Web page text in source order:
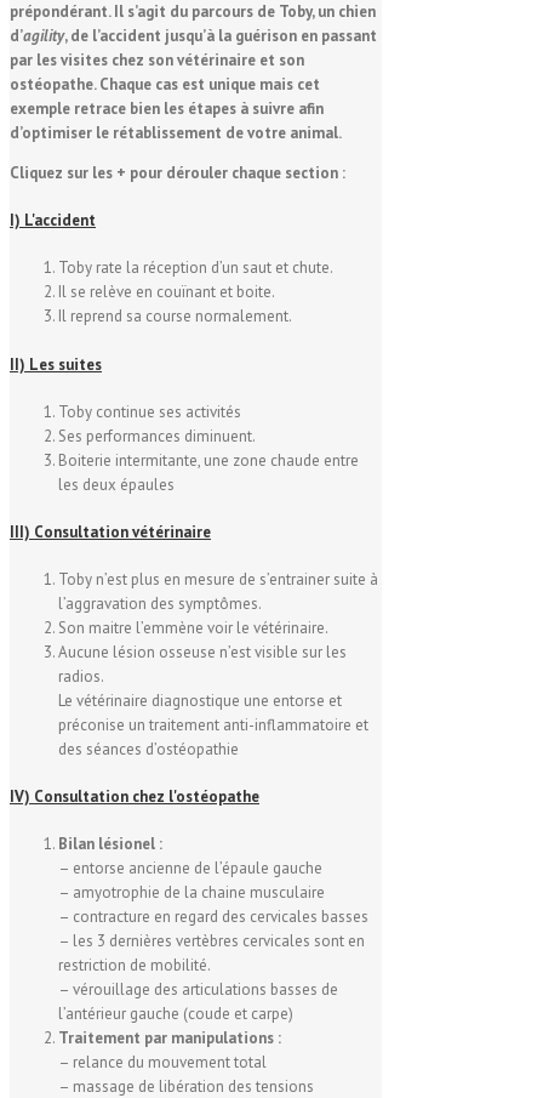
prépondérant. Il s’agit du parcours de Toby, un chien
d’agility, de l’accident jusqu’à la guérison en passant
par les visites chez son vétérinaire et son
ostéopathe. Chaque cas est unique mais cet
exemple retrace bien les étapes à suivre afin
d’optimiser le rétablissement de votre animal.
Cliquez sur les + pour dérouler chaque section :
I) L'accident
Toby rate la réception d’un saut et chute.
Il se relève en couïnant et boite.
Il reprend sa course normalement.
II) Les suites
Toby continue ses activités
Ses performances diminuent.
Boiterie intermitante, une zone chaude entre
les deux épaules
III) Consultation vétérinaire
Toby n’est plus en mesure de s’entrainer suite à
l’aggravation des symptômes.
Son maitre l’emmène voir le vétérinaire.
Aucune lésion osseuse n’est visible sur les
radios.
Le vétérinaire diagnostique une entorse et
préconise un traitement anti-inflammatoire et
des séances d’ostéopathie
IV) Consultation chez l'ostéopathe
Bilan lésionel :
– entorse ancienne de l’épaule gauche
– amyotrophie de la chaine musculaire
– contracture en regard des cervicales basses
– les 3 dernières vertèbres cervicales sont en
restriction de mobilité.
– vérouillage des articulations basses de
l’antérieur gauche (coude et carpe)
Traitement par manipulations :
– relance du mouvement total
– massage de libération des tensions